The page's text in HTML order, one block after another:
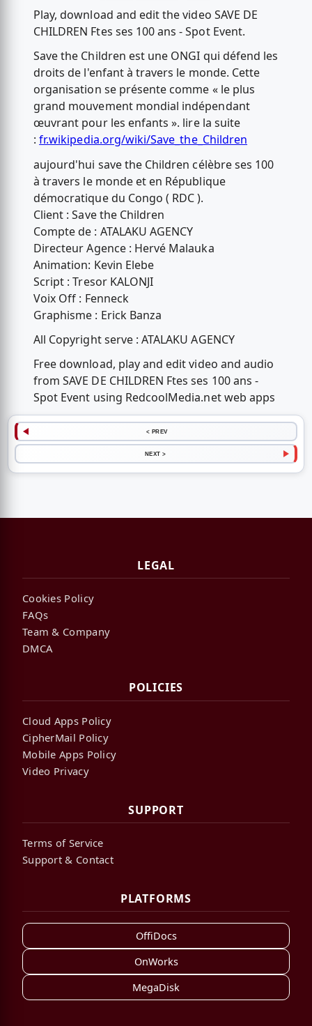
Play, download and edit the video SAVE DE
CHILDREN Ftes ses 100 ans - Spot Event.
Save the Children est une ONGI qui défend les
droits de l'enfant à travers le monde. Cette
organisation se présente comme « le plus
grand mouvement mondial indépendant
œuvrant pour les enfants ». lire la suite
:fr.wikipedia.org/wiki/Save_the_Children
aujourd'hui save the Children célèbre ses 100
à travers le monde et en République
démocratique du Congo ( RDC ).
Client : Save the Children
Compte de : ATALAKU AGENCY
Directeur Agence : Hervé Malauka
Animation: Kevin Elebe
Script : Tresor KALONJI
Voix Off : Fenneck
Graphisme : Erick Banza
All Copyright serve : ATALAKU AGENCY
Free download, play and edit video and audio
from SAVE DE CHILDREN Ftes ses 100 ans -
Spot Event using RedcoolMedia.net web apps
< PREV
NEXT >
LEGAL
Cookies Policy
FAQs
Team & Company
DMCA
POLICIES
Cloud Apps Policy
CipherMail Policy
Mobile Apps Policy
Video Privacy
SUPPORT
Terms of Service
Support & Contact
PLATFORMS
OffiDocs
OnWorks
MegaDisk